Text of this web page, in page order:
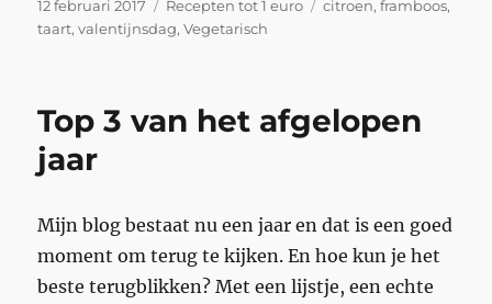
Geplaatst
op
12 februari 2017 Categorieën
Recepten tot 1 euro Tags
citroen,framboos,
taart,valentijnsdag,Vegetarisch
Top 3 van het afgelopen
jaar
Mijn blog bestaat nu een jaar en dat is een goed
moment om terug te kijken. En hoe kun je het
beste terugblikken? Met een lijstje, een echte